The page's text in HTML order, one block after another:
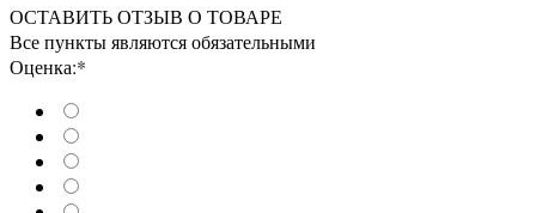
ОСТАВИТЬ ОТЗЫВ О ТОВАРЕ
Все пункты являются обязательными
Оценка:*